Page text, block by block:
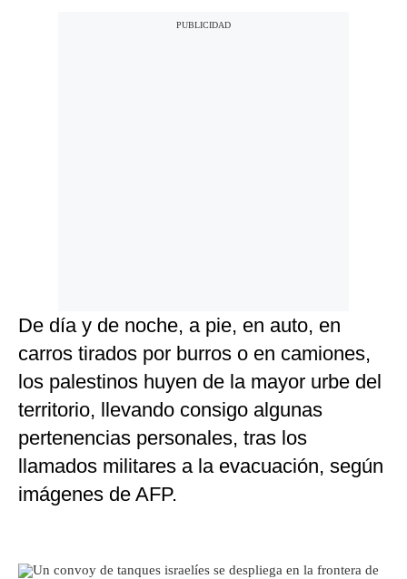
De día y de noche, a pie, en auto, en
carros tirados por burros o en camiones,
los palestinos huyen de la mayor urbe del
territorio, llevando consigo algunas
pertenencias personales, tras los
llamados militares a la evacuación, según
imágenes de AFP.